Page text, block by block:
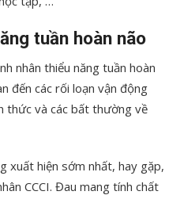
tuần hoàn não
nhân thiểu năng tuần hoàn
đến các rối loạn vận động
thức và các bất thường về
xuất hiện sớm nhất, hay gặp,
CCCI. Đau mang tính chất